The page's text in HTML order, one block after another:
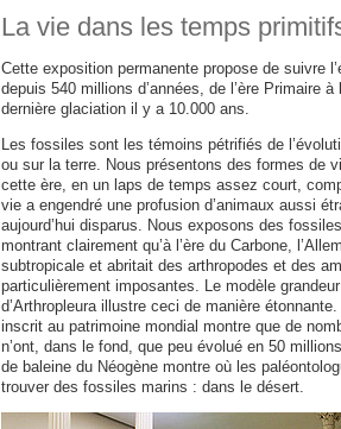
La vie dans les temps
Cette exposition permanente propose de suivre
depuis 540 millions d’années, de l’ère Primaire à
dernière glaciation il y a 10.000 ans.
Les fossiles sont les témoins pétrifiés de
ou sur la terre. Nous présentons des formes de
cette ère, en un laps de temps assez court,
vie a engendré une profusion d’animaux aussi
aujourd’hui disparus. Nous exposons des
montrant clairement qu’à l’ère du Carbone,
subtropicale et abritait des arthropodes et des
particulièrement imposantes. Le modèle
d’Arthropleura illustre ceci de manière
inscrit au patrimoine mondial montre que de
n’ont, dans le fond, que peu évolué en 50
de baleine du Néogène montre où les
trouver des fossiles marins : dans le désert.